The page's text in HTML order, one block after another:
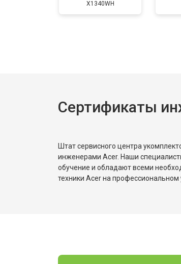
X1340WH
Сертификаты
Штат сервисного центра
инженерами Acer. Наши
обучение и обладают всеми
техники Acer на профессиональном